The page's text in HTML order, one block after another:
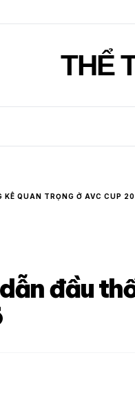
THỂ
QUAN TRỌNG Ở AVC CUP
đầu